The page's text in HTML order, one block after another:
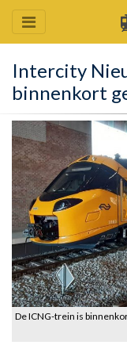
Intercity
binnenkort
De ICNG-trein is